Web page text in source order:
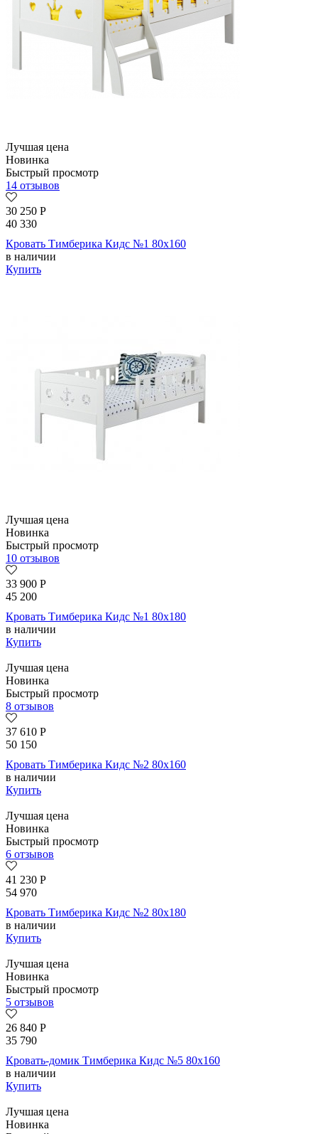
Лучшая цена
Новинка
Быстрый просмотр
14 отзывов
30 250 Р
40 330
Кровать Тимберика Кидс №1 80х160
в наличии
Купить
Лучшая цена
Новинка
Быстрый просмотр
10 отзывов
33 900 Р
45 200
Кровать Тимберика Кидс №1 80х180
в наличии
Купить
Лучшая цена
Новинка
Быстрый просмотр
8 отзывов
37 610 Р
50 150
Кровать Тимберика Кидс №2 80х160
в наличии
Купить
Лучшая цена
Новинка
Быстрый просмотр
6 отзывов
41 230 Р
54 970
Кровать Тимберика Кидс №2 80х180
в наличии
Купить
Лучшая цена
Новинка
Быстрый просмотр
5 отзывов
26 840 Р
35 790
Кровать-домик Тимберика Кидс №5 80х160
в наличии
Купить
Лучшая цена
Новинка